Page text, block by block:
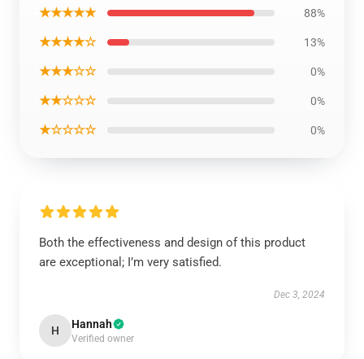
★★★★★ 88%
★★★★☆ 13%
★★★☆☆ 0%
★★☆☆☆ 0%
★☆☆☆☆ 0%
Both the effectiveness and design of this product
are exceptional; I’m very satisfied.
Dec 3, 2024
H Hannah
Verified owner